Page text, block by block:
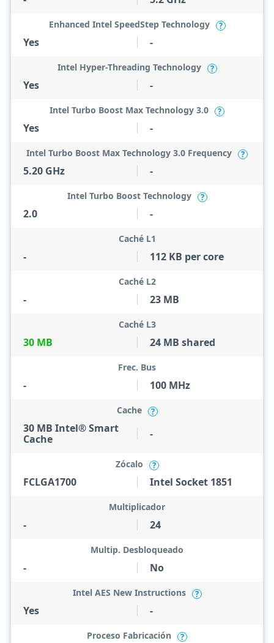
Yes
Enhanced Intel SpeedStep Technology ?
-
Yes
Intel Hyper-Threading Technology ?
-
Yes
Intel Turbo Boost Max Technology 3.0 ?
-
5.20 GHz
Intel Turbo Boost Max Technology 3.0 Frequency ?
-
2.0
Intel Turbo Boost Technology ?
-
-
Caché L1
112 KB per core
-
Caché L2
23 MB
30 MB
Caché L3
24 MB shared
-
Frec. Bus
100 MHz
30 MB Intel® Smart
Cache
Cache ?
-
FCLGA1700
Zócalo ?
Intel Socket 1851
-
Multiplicador
24
-
Multip. Desbloqueado
No
Yes
Intel AES New Instructions ?
-
Proceso Fabricación ?